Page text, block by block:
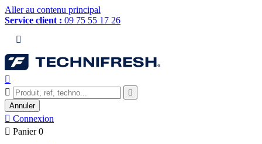
Aller au contenu principal
Service client : 09 75 55 17 26




Annuler
 Connexion
 Panier 0